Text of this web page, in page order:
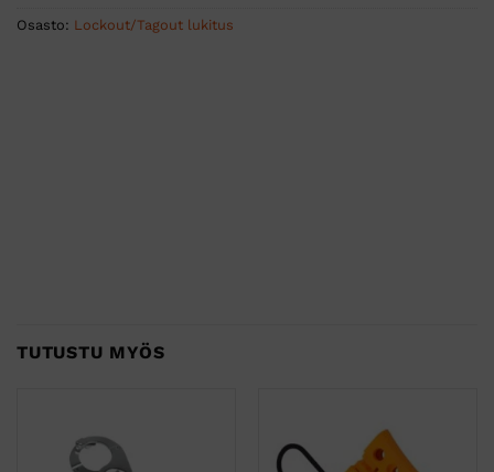
Osasto: Lockout/Tagout lukitus
TUTUSTU MYÖS